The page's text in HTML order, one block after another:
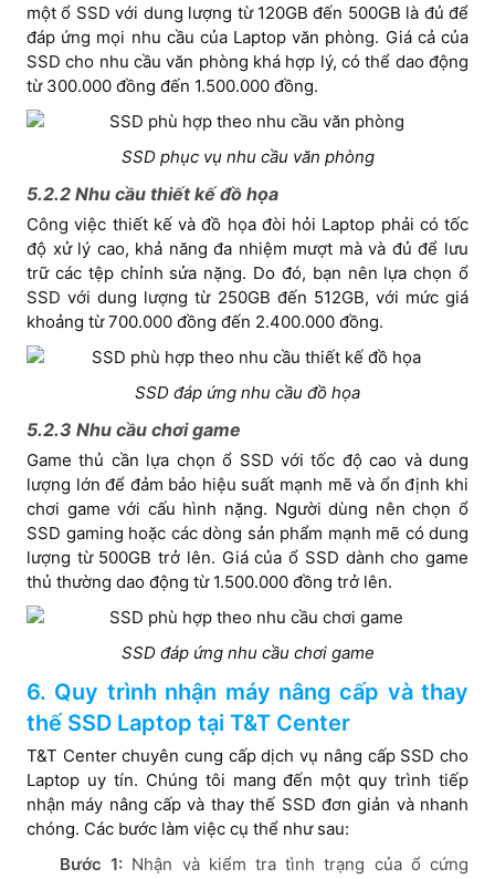
một ổ SSD với dung lượng từ 120GB đến 500GB là đủ để
đáp ứng mọi nhu cầu của Laptop văn phòng. Giá cả của
SSD cho nhu cầu văn phòng khá hợp lý, có thể dao động
từ 300.000 đồng đến 1.500.000 đồng.
SSD phục vụ nhu cầu văn phòng
5.2.2 Nhu cầu thiết kế đồ họa
Công việc thiết kế và đồ họa đòi hỏi Laptop phải có tốc
độ xử lý cao, khả năng đa nhiệm mượt mà và đủ để lưu
trữ các tệp chỉnh sửa nặng. Do đó, bạn nên lựa chọn ổ
SSD với dung lượng từ 250GB đến 512GB, với mức giá
khoảng từ 700.000 đồng đến 2.400.000 đồng.
SSD đáp ứng nhu cầu đồ họa
5.2.3 Nhu cầu chơi game
Game thủ cần lựa chọn ổ SSD với tốc độ cao và dung
lượng lớn để đảm bảo hiệu suất mạnh mẽ và ổn định khi
chơi game với cấu hình nặng. Người dùng nên chọn ổ
SSD gaming hoặc các dòng sản phẩm mạnh mẽ có dung
lượng từ 500GB trở lên. Giá của ổ SSD dành cho game
thủ thường dao động từ 1.500.000 đồng trở lên.
SSD đáp ứng nhu cầu chơi game
6. Quy trình nhận máy nâng cấp và thay
thế SSD Laptop tại T&T Center
T&T Center chuyên cung cấp dịch vụ nâng cấp SSD cho
Laptop uy tín. Chúng tôi mang đến một quy trình tiếp
nhận máy nâng cấp và thay thế SSD đơn giản và nhanh
chóng. Các bước làm việc cụ thể như sau:
Bước 1: Nhận và kiểm tra tình trạng của ổ cứng